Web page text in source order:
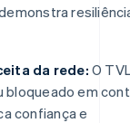
da rede: O
bloqueado em
confiança e